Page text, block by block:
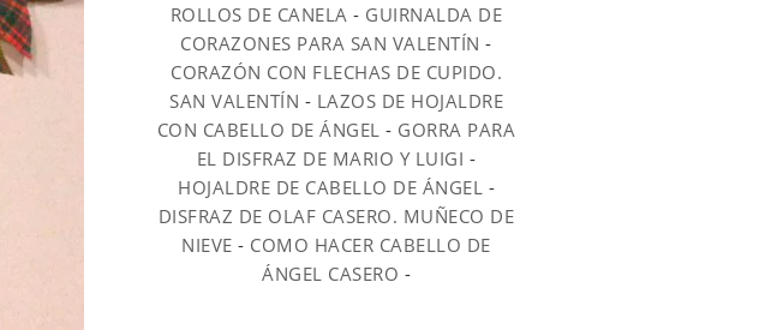
ROLLOS DE CANELA - GUIRNALDA DE
CORAZONES PARA SAN VALENTÍN -
CORAZÓN CON FLECHAS DE CUPIDO.
SAN VALENTÍN - LAZOS DE HOJALDRE
CON CABELLO DE ÁNGEL - GORRA PARA
EL DISFRAZ DE MARIO Y LUIGI -
HOJALDRE DE CABELLO DE ÁNGEL -
DISFRAZ DE OLAF CASERO. MUÑECO DE
NIEVE - COMO HACER CABELLO DE
ÁNGEL CASERO -